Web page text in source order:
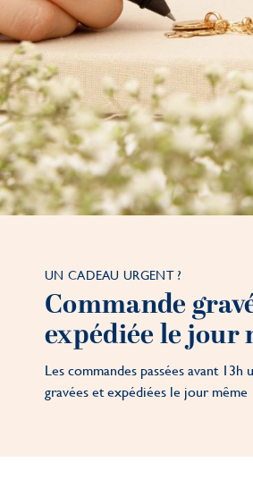
UN CADEAU URGENT ?
Commande
expédiée le jour
Les commandes passées avant
gravées et expédiées le jour même